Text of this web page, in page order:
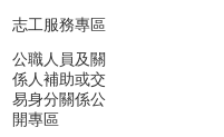
志工服務專區
公職人員及關
係人補助或交
易身分關係公
開專區